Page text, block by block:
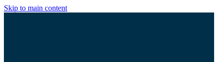
Skip to main content